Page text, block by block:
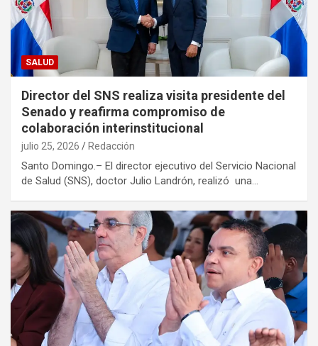
SALUD
Director del SNS realiza visita presidente del
Senado y reafirma compromiso de
colaboración interinstitucional
julio 25, 2026 Redacción
Santo Domingo.– El director ejecutivo del Servicio Nacional
de Salud (SNS), doctor Julio Landrón, realizó una…